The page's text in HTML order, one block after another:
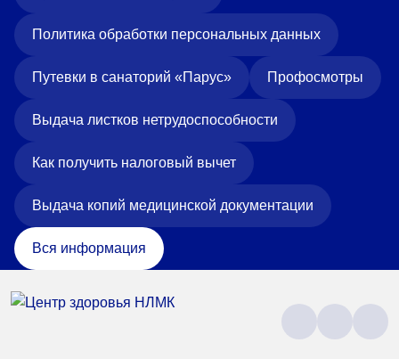
Политика обработки персональных данных
Путевки в санаторий «Парус» Профосмотры
Выдача листков нетрудоспособности
Как получить налоговый вычет
Выдача копий медицинской документации
Вся информация